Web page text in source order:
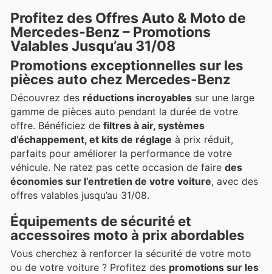
Profitez des Offres Auto & Moto de
Mercedes-Benz – Promotions
Valables Jusqu’au 31/08
Promotions exceptionnelles sur les
pièces auto chez Mercedes-Benz
Découvrez des réductions incroyables sur une large
gamme de pièces auto pendant la durée de votre
offre. Bénéficiez de filtres à air, systèmes
d’échappement, et kits de réglage à prix réduit,
parfaits pour améliorer la performance de votre
véhicule. Ne ratez pas cette occasion de faire des
économies sur l’entretien de votre voiture, avec des
offres valables jusqu’au 31/08.
Équipements de sécurité et
accessoires moto à prix abordables
Vous cherchez à renforcer la sécurité de votre moto
ou de votre voiture ? Profitez des promotions sur les